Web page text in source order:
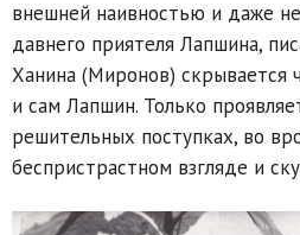
внешней наивностью и даже
давнего приятеля Лапшина,
Ханина (Миронов) скрывается
и сам Лапшин. Только
решительных поступках, во
беспристрастном взгляде и